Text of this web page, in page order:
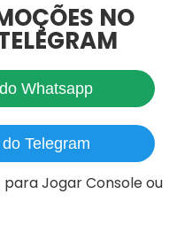
NO
Whatsapp
Telegram